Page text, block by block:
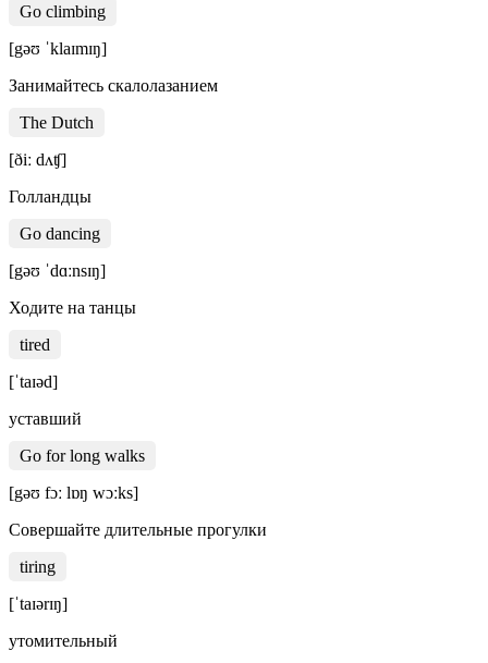
Go climbing
[gəʊ ˈklaɪmɪŋ]
Занимайтесь скалолазанием
The Dutch
[ðiː dʌʧ]
Голландцы
Go dancing
[gəʊ ˈdɑːnsɪŋ]
Ходите на танцы
tired
[ˈtaɪəd]
уставший
Go for long walks
[gəʊ fɔː lɒŋ wɔːks]
Совершайте длительные прогулки
tiring
[ˈtaɪərɪŋ]
утомительный